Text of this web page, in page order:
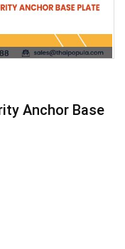
Anchor Base